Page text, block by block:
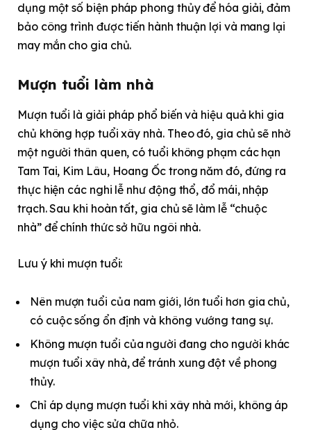
dụng một số biện pháp phong thủy để hóa giải, đảm
bảo công trình được tiến hành thuận lợi và mang lại
may mắn cho gia chủ.
Mượn tuổi làm nhà
Mượn tuổi là giải pháp phổ biến và hiệu quả khi gia
chủ không hợp tuổi xây nhà. Theo đó, gia chủ sẽ nhờ
một người thân quen, có tuổi không phạm các hạn
Tam Tai, Kim Lâu, Hoang Ốc trong năm đó, đứng ra
thực hiện các nghi lễ như động thổ, đổ mái, nhập
trạch. Sau khi hoàn tất, gia chủ sẽ làm lễ “chuộc
nhà” để chính thức sở hữu ngôi nhà.​
Lưu ý khi mượn tuổi:
Nên mượn tuổi của nam giới, lớn tuổi hơn gia chủ,
có cuộc sống ổn định và không vướng tang sự.​
Không mượn tuổi của người đang cho người khác
mượn tuổi xây nhà, để tránh xung đột về phong
thủy.​
Chỉ áp dụng mượn tuổi khi xây nhà mới, không áp
dụng cho việc sửa chữa nhỏ.